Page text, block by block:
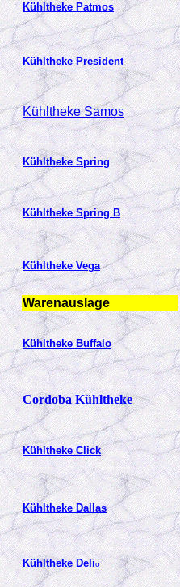
Kühltheke Patmos
Kühltheke President
Kühltheke Samos
Kühltheke Spring
Kühltheke Spring B
Kühltheke Vega
Warenauslage
Kühltheke Buffalo
CordobaKühltheke
Kühltheke Click
Kühltheke Dallas
Kühltheke Delio